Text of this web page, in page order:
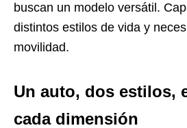
buscan un modelo versátil.
distintos estilos de vida y
movilidad.
Un auto, dos estilos,
cada dimensión